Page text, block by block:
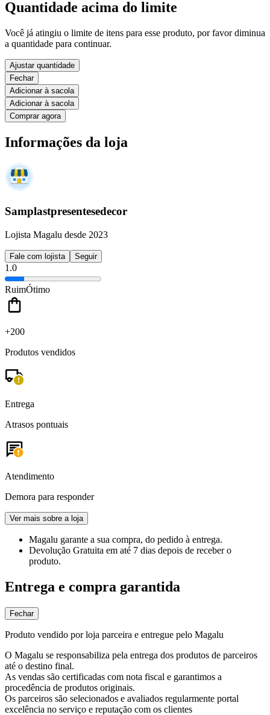
Quantidade acima do limite
Você já atingiu o limite de itens para esse produto, por favor diminua
a quantidade para continuar.
Ajustar quantidade
Fechar
Adicionar à sacola
Adicionar à sacola
Comprar agora
Informações da loja
Samplastpresentesedecor
Lojista Magalu desde 2023
Fale com lojista Seguir
1.0
RuimÓtimo
+200
Produtos vendidos
Entrega
Atrasos pontuais
Atendimento
Demora para responder
Ver mais sobre a loja
Magalu garante a sua compra, do pedido à entrega.
Devolução Gratuita em até 7 dias depois de receber o
produto.
Entrega e compra garantida
Fechar
Produto vendido por loja parceira e entregue pelo Magalu
O Magalu se responsabiliza pela entrega dos produtos de parceiros
até o destino final.
As vendas são certificadas com nota fiscal e garantimos a
procedência de produtos originais.
Os parceiros são selecionados e avaliados regularmente portal
excelência no serviço e reputação com os clientes